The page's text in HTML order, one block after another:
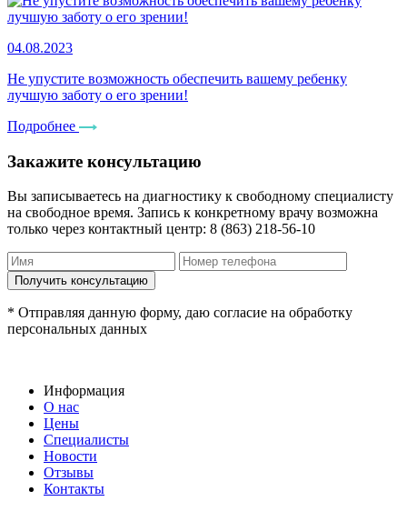
04.08.2023
Не упустите возможность обеспечить вашему ребенку
лучшую заботу о его зрении!
Подробнее
Закажите консультацию
Вы записываетесь на диагностику к свободному специалисту
на свободное время. Запись к конкретному врачу возможна
только через контактный центр: 8 (863) 218-56-10
* Отправляя данную форму, даю согласие на обработку
персональных данных
Информация
О нас
Цены
Специалисты
Новости
Отзывы
Контакты